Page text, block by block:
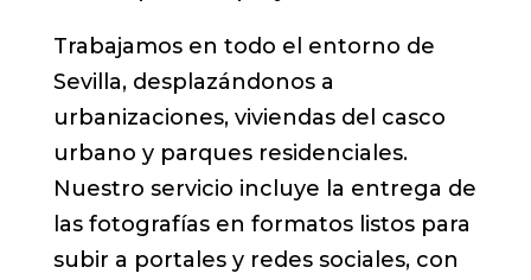
Trabajamos en todo el entorno de
Sevilla, desplazándonos a
urbanizaciones, viviendas del casco
urbano y parques residenciales.
Nuestro servicio incluye la entrega de
las fotografías en formatos listos para
subir a portales y redes sociales, con